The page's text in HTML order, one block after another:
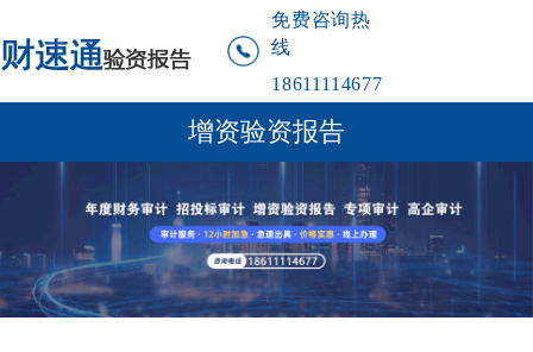
免费咨询热
线
18611114677
增资验资报告